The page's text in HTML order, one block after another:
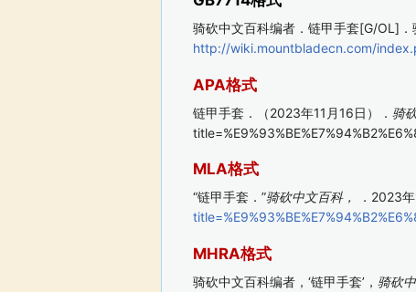
骑砍中文百科编者．链甲手套[G/OL]
http://wiki.mountbladecn.com/
APA格式
链甲手套．（2023年11月16日）． 骑
MLA格式
“链甲手套．”骑砍中文百科， ．2023
MHRA格式
骑砍中文百科编者，‘链甲手套’， 骑砍